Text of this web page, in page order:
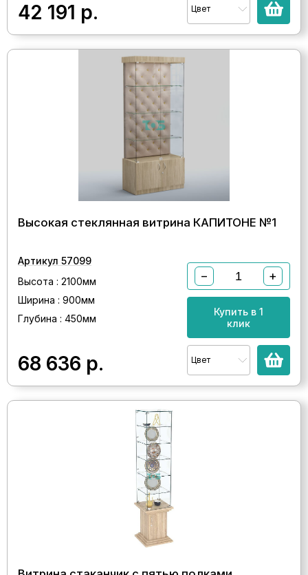
42 191 р. Цвет
Высокая стеклянная витрина КАПИТОНЕ №1
Артикул 57099
Высота : 2100мм
Ширина : 900мм
Глубина : 450мм
68 636 р.
− +
Купить в 1
клик
Цвет